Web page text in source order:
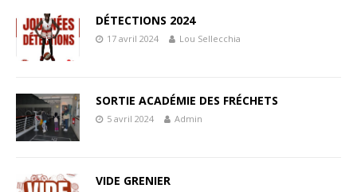
DÉTECTIONS 2024
17 avril 2024 Lou Sellecchia
SORTIE ACADÉMIE DES FRÉCHETS
5 avril 2024 Admin
VIDE GRENIER